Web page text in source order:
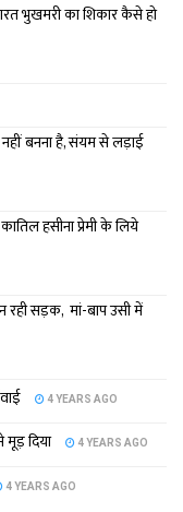
भुखमरी का शिकार कैसे हो
बनना है, संयम से लड़ाई
हसीना प्रेमी के लिये
रही सड़क, मां-बाप उसी में
4 YEARS AGO
दिया 4 YEARS AGO
4 YEARS AGO